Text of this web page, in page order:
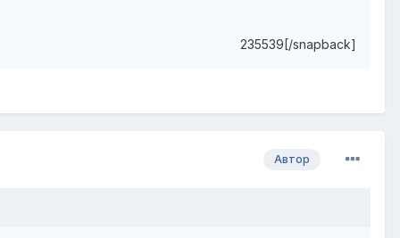
235539[/snapback]
Автор